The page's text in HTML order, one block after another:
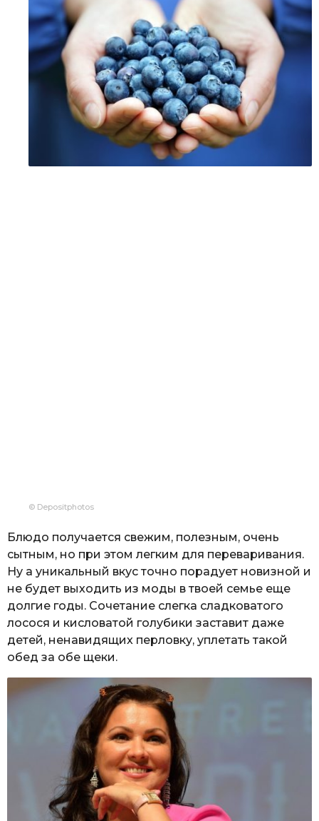
© Depositphotos
Блюдо получается свежим, полезным, очень
сытным, но при этом легким для переваривания.
Ну а уникальный вкус точно порадует новизной и
не будет выходить из моды в твоей семье еще
долгие годы. Сочетание слегка сладковатого
лосося и кисловатой голубики заставит даже
детей, ненавидящих перловку, уплетать такой
обед за обе щеки.